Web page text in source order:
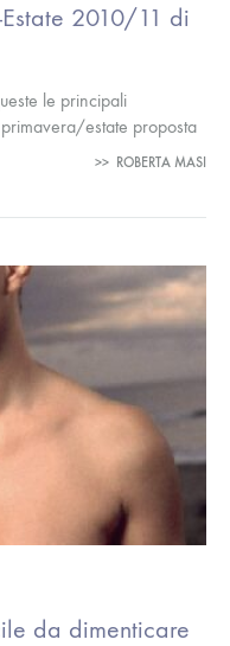
2010/11 di
le principali
estate proposta
Milano Fashion Week. La
>> ROBERTA MASI
da dimenticare